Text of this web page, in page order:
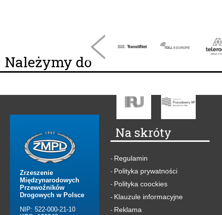
Należymy do
Zrzeszenie
Międzynarodowych
Przewoźników
Drogowych w Polsce
NIP: 522-000-21-10
Na skróty
- Regulamin
- Polityka prywatności
- Polityka coockies
- Klauzule informacyjne
- Reklama